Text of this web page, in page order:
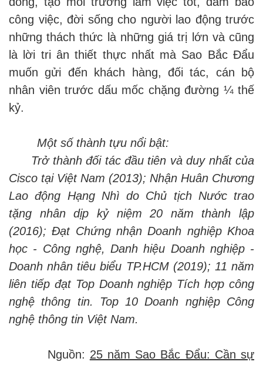
công việc, đời sống cho người lao động trước
những thách thức là những giá trị lớn và cũng
là lời tri ân thiết thực nhất mà Sao Bắc Đẩu
muốn gửi đến khách hàng, đối tác, cán bộ
nhân viên trước dấu mốc chặng đường ¼ thế
kỷ.
Một số thành tựu nổi bật:
Trở thành đối tác đầu tiên và duy nhất của
Cisco tại Việt Nam (2013); Nhận Huân Chương
Lao động Hạng Nhì do Chủ tịch Nước trao
tặng nhân dịp kỷ niệm 20 năm thành lập
(2016); Đạt Chứng nhận Doanh nghiệp Khoa
học - Công nghệ, Danh hiệu Doanh nghiệp -
Doanh nhân tiêu biểu TP.HCM (2019); 11 năm
liên tiếp đạt Top Doanh nghiệp Tích hợp công
nghệ thông tin. Top 10 Doanh nghiệp Công
nghệ thông tin Việt Nam.
Nguồn: 25 năm Sao Bắc Đẩu: Cần sự